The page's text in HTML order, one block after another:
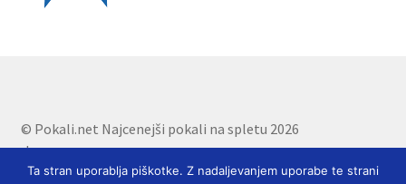
© Pokali.net Najcenejši pokali na spletu 2026
.
Ta stran uporablja piškotke. Z nadaljevanjem uporabe te strani